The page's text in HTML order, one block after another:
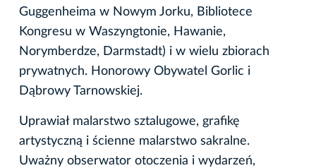
Guggenheima w Nowym Jorku, Bibliotece
Kongresu w Waszyngtonie, Hawanie,
Norymberdze, Darmstadt) i w wielu zbiorach
prywatnych. Honorowy Obywatel Gorlic i
Dąbrowy Tarnowskiej.
Uprawiał malarstwo sztalugowe, grafikę
artystyczną i ścienne malarstwo sakralne.
Uważny obserwator otoczenia i wydarzeń,